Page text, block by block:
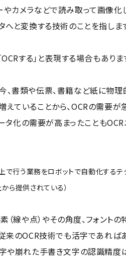
カメラなどで読み取って画像化
と変換する技術のことを指しま
する」と表現する場合もありま
書類や伝票、書籍など紙に物理
ていることから、OCRの需要が
タ化の需要が高まったことも
行う業務をロボットで自動化するテ
ら提供されている）
線や点）やその角度、フォントの
来のOCR技術でも活字であれば
や崩れた手書き文字の認識精度